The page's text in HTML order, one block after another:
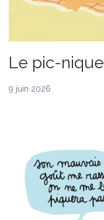
Le pic-nique
9 juin 2026